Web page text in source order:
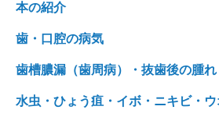
本の紹介
歯・口腔の病気
歯槽膿漏（歯周病）・抜歯後の腫
水虫・ひょう疽・イボ・ニキビ・ウ